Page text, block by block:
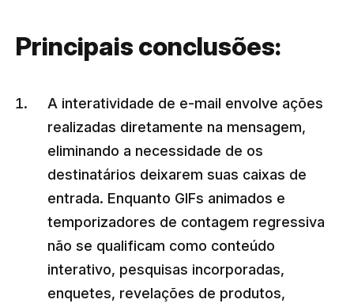
Principais conclusões:
A interatividade de e-mail envolve ações
realizadas diretamente na mensagem,
eliminando a necessidade de os
destinatários deixarem suas caixas de
entrada. Enquanto GIFs animados e
temporizadores de contagem regressiva
não se qualificam como conteúdo
interativo, pesquisas incorporadas,
enquetes, revelações de produtos,